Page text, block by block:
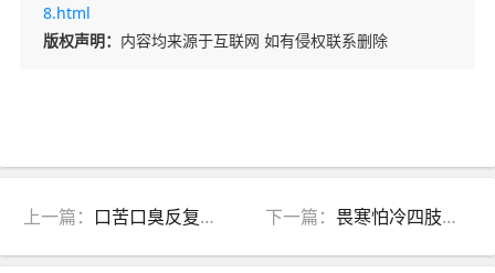
8.html
版权声明： 内容均来源于互联网 如有侵权联系删除
上一篇： 口苦口臭反复难消？中医揪出4大“病根”，居家调理指南 下一篇： 畏寒怕冷四肢冰凉吃什么药？中医：先分清阳虚、血虚再调理